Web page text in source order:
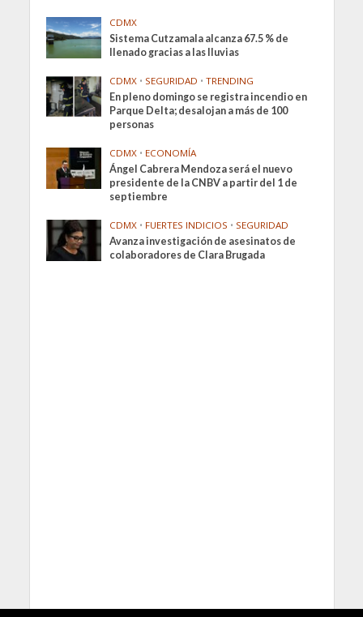
CDMX
Sistema Cutzamala alcanza 67.5 % de
llenado gracias a las lluvias
CDMX • SEGURIDAD • TRENDING
En pleno domingo se registra incendio en
Parque Delta; desalojan a más de 100
personas
CDMX • ECONOMÍA
Ángel Cabrera Mendoza será el nuevo
presidente de la CNBV a partir del 1 de
septiembre
CDMX • FUERTES INDICIOS • SEGURIDAD
Avanza investigación de asesinatos de
colaboradores de Clara Brugada